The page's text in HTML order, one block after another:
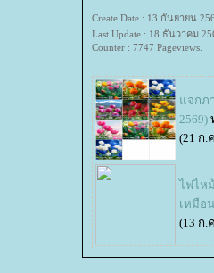
Create Date : 13 กันยายน
Last Update : 18 ธันวาคม
Counter : 7747 Pageviews.
จกภา
2569)
(21 ก.
ไฟไห
เหมือ
(13 ก.